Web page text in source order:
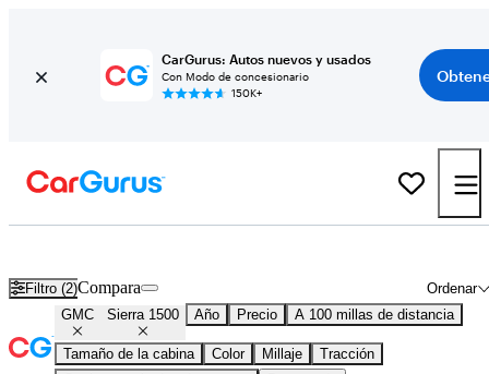
CarGurus: Autos nuevos y usados
Con Modo de concesionario
150K+
Filtro (2) Ordenar
Compara
GMC Sierra 1500 Año Precio A 100 millas de distancia
Tamaño de la cabina Color Millaje
Tracción